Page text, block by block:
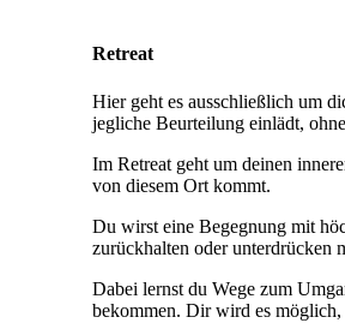
Retreat
Hier geht es ausschließlich um
jegliche Beurteilung einlädt,
Im Retreat geht um deinen
von diesem Ort kommt.
Du wirst eine Begegnung mit
zurückhalten oder unterdrücken
Dabei lernst du Wege zum
bekommen. Dir wird es